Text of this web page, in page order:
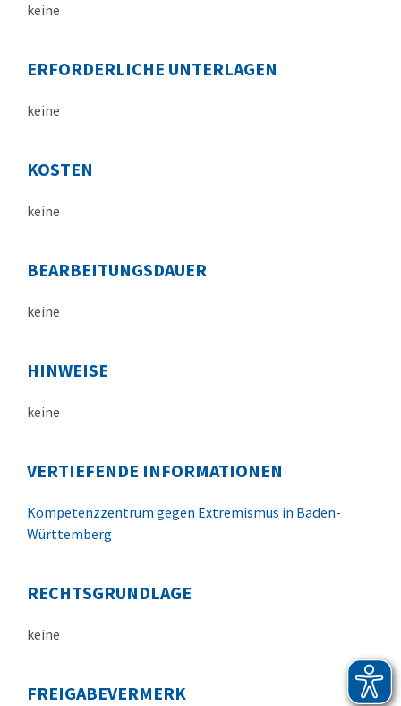
keine
ERFORDERLICHE UNTERLAGEN
keine
KOSTEN
keine
BEARBEITUNGSDAUER
keine
HINWEISE
keine
VERTIEFENDE INFORMATIONEN
Kompetenzzentrum gegen Extremismus in Baden-
Württemberg
RECHTSGRUNDLAGE
keine
FREIGABEVERMERK